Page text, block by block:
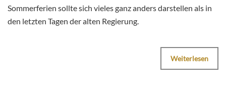
Sommerferien sollte sich vieles ganz anders darstellen als in
den letzten Tagen der alten Regierung.
Weiterlesen